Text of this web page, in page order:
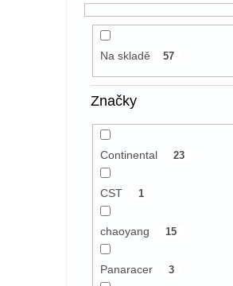
Na skladě 57
Značky
Continental 23
CST 1
chaoyang 15
Panaracer 3